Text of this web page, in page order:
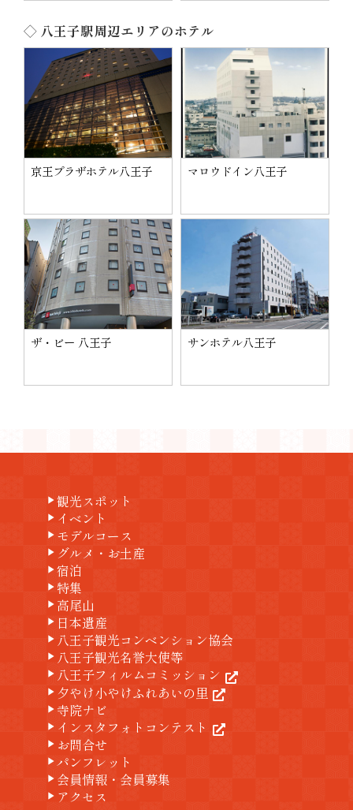
◇ 八王子駅周辺エリアのホテル
京王プラザホテル八王子 マロウドイン八王子
ザ・ビー 八王子 サンホテル八王子
play_arrow観光スポット
play_arrow イベント
play_arrow モデルコース
play_arrow グルメ・お土産
play_arrow宿泊
play_arrow 特集
play_arrow 高尾山
play_arrow 日本遺産
play_arrow 八王子観光コンベンション協会
play_arrow 八王子観光名誉大使等
play_arrow 八王子フィルムコミッション
play_arrow 夕やけ小やけふれあいの里
play_arrow 寺院ナビ
play_arrow インスタフォトコンテスト
play_arrow お問合せ
play_arrowパンフレット
play_arrow 会員情報・会員募集
play_arrow アクセス